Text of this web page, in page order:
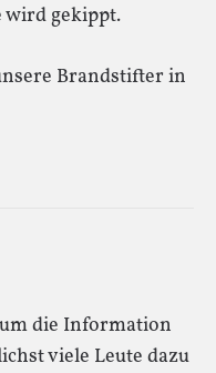
wird gekippt.
Brandstifter in
die Information
viele Leute dazu